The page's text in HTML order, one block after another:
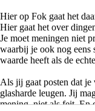
Hier op Fok gaat het
Hier gaat het over
Je moet meningen niet
waarbij je ook nog eens
waarde heeft als de
Als jij gaat posten dat je
glasharde leugen. Jij
mening, niet als feit. En